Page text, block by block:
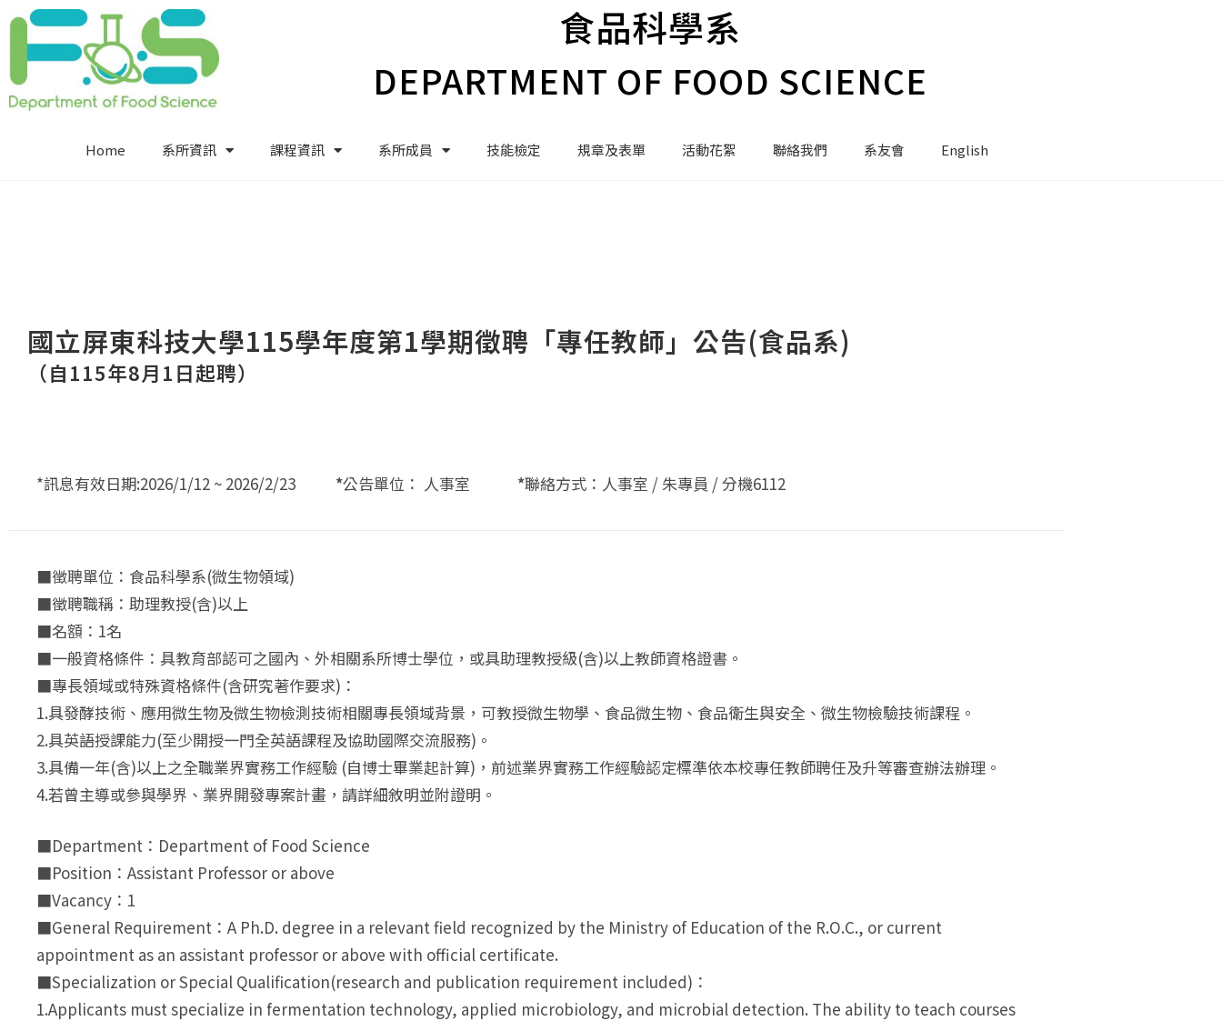
食品科學系
DEPARTMENT OF FOOD SCIENCE
Home 系所資訊 課程資訊 系所成員 技能檢定 規章及表單 活動花絮 聯絡我們 系友會 English
國立屏東科技大學115學年度第1學期徵聘「專任教師」公告(食品系)
（自115年8月1日起聘）
*訊息有效日期:2026/1/12 ~ 2026/2/23 *公告單位： 人事室 *聯絡方式：人事室 / 朱專員 / 分機6112
■徵聘單位：食品科學系(微生物領域)
■徵聘職稱：助理教授(含)以上
■名額：1名
■一般資格條件：具教育部認可之國內、外相關系所博士學位，或具助理教授級(含)以上教師資格證書。
■專長領域或特殊資格條件(含研究著作要求)：
1.具發酵技術、應用微生物及微生物檢測技術相關專長領域背景，可教授微生物學、食品微生物、食品衛生與安全、微生物檢驗技術課程。
2.具英語授課能力(至少開授一門全英語課程及協助國際交流服務)。
3.具備一年(含)以上之全職業界實務工作經驗 (自博士畢業起計算)，前述業界實務工作經驗認定標準依本校專任教師聘任及升等審查辦法辦理。
4.若曾主導或參與學界、業界開發專案計畫，請詳細敘明並附證明。
■Department：Department of Food Science
■Position：Assistant Professor or above
■Vacancy：1
■General Requirement：A Ph.D. degree in a relevant field recognized by the Ministry of Education of the R.O.C., or current
appointment as an assistant professor or above with official certificate.
■Specialization or Special Qualification(research and publication requirement included)：
1.Applicants must specialize in fermentation technology, applied microbiology, and microbial detection. The ability to teach courses